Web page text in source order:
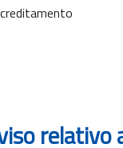
relativo